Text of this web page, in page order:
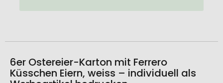
6er Ostereier-Karton mit Ferrero
Küsschen Eiern, weiss – individuell als